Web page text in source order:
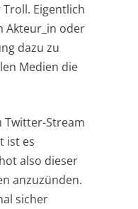
Eigentlich
Akteur_in oder
dazu zu
Medien die
Twitter-Stream
ist es
also dieser
anzuzünden.
sicher